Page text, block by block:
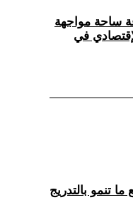
ساحة مواجهة
في